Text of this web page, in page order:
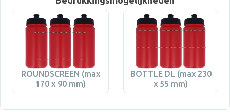
ROUNDSCREEN (max
170 x 90 mm)
BOTTLE DL (max 230
x 55 mm)